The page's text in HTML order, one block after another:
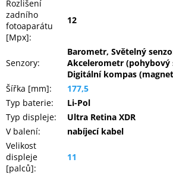
Rozlišení
zadního
fotoaparátu
[Mpx]:
12
Senzory:
Barometr, Světelný
Akcelerometr (pohybový
Digitální kompas
Šířka [mm]:
177,5
Typ baterie:
Li-Pol
Typ displeje:
Ultra Retina XDR
V balení:
nabíjecí kabel
Velikost
displeje
[palců]:
11